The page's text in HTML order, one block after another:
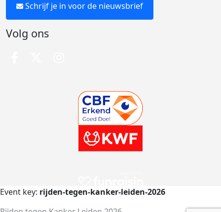
Schrijf je in voor de nieuwsbrief
Volg ons
Event key: rijden-tegen-kanker-leiden-2026